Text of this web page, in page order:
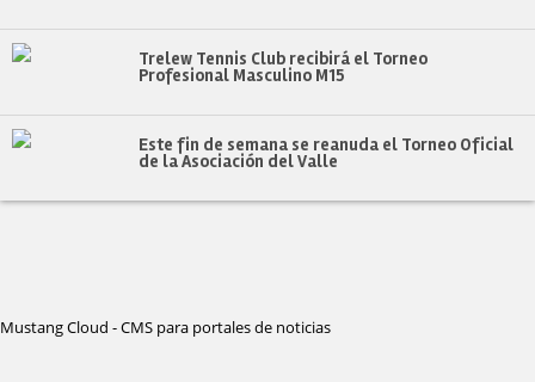
Trelew Tennis Club recibirá el Torneo
Profesional Masculino M15
Este fin de semana se reanuda el Torneo Oficial
de la Asociación del Valle
Mustang Cloud - CMS para portales de noticias